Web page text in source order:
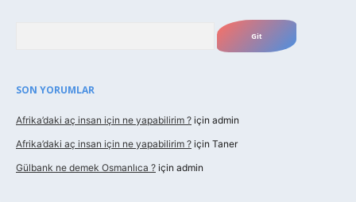
SON YORUMLAR
Afrika’daki aç insan için ne yapabilirim ? için admin
Afrika’daki aç insan için ne yapabilirim ? için Taner
Gülbank ne demek Osmanlıca ? için admin